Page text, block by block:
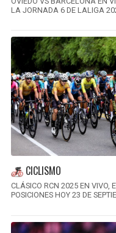
LA JORNADA 6 DE LALIGA
CICLISMO
CLÁSICO RCN 2025 EN VIVO,
POSICIONES HOY 23 DE